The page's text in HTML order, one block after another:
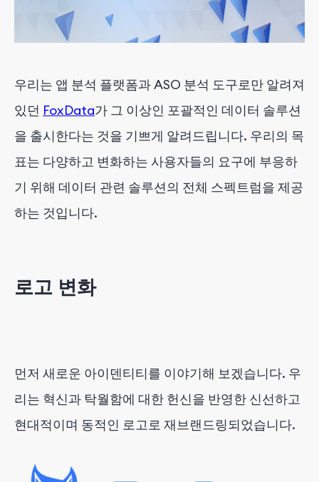
우리는 앱 분석 플랫폼과 ASO 분석 도구로만 알려져
있던 FoxData가 그 이상인 포괄적인 데이터 솔루션
을 출시한다는 것을 기쁘게 알려드립니다. 우리의 목
표는 다양하고 변화하는 사용자들의 요구에 부응하
기 위해 데이터 관련 솔루션의 전체 스펙트럼을 제공
하는 것입니다.
로고 변화
먼저 새로운 아이덴티티를 이야기해 보겠습니다. 우
리는 혁신과 탁월함에 대한 헌신을 반영한 신선하고
현대적이며 동적인 로고로 재브랜드링되었습니다.